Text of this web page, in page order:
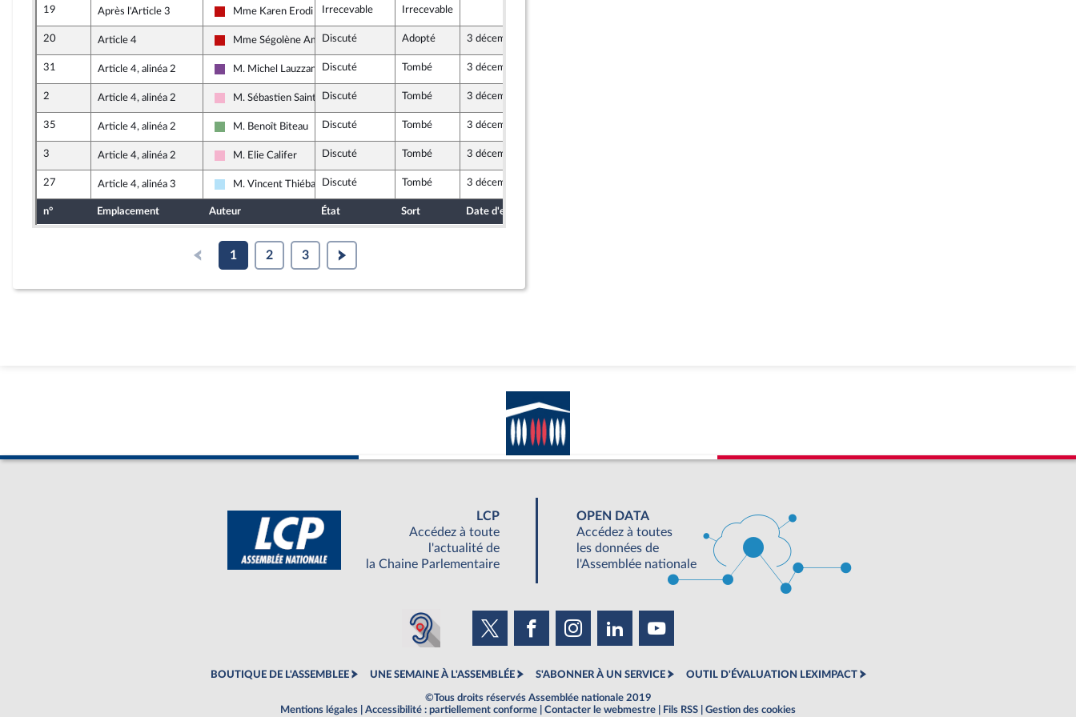
19 Après l'Article 3
La France insoumise - Nouveau Front Populaire
Mme Karen Erodi Irrecevable Irrecevable
20 Article 4
La France insoumise - Nouveau Front Populaire
Mme Ségolène AmiotDiscuté Adopté 3 décembre 2024
31 Article 4, alinéa 2
Ensemble pour la République
M. Michel Lauzzana Discuté Tombé 3 décembre 2024
2 Article 4, alinéa 2
Socialistes et apparentés
M. Sébastien Saint-Pasteur
Discuté Tombé 3 décembre 2024
35 Article 4, alinéa 2
Écologiste et Social
M. Benoît Biteau Discuté Tombé 3 décembre 2024
3 Article 4, alinéa 2
Socialistes et apparentés
M. Elie Califer Discuté Tombé 3 décembre 2024
27 Article 4, alinéa 3
Horizons & Indépendants
M. Vincent ThiébautDiscuté Tombé 3 décembre 2024
n° Emplacement Auteur État Sort Date d'examen
1 2 3
LCP
Accédez à toute
l'actualité de
la Chaine Parlementaire
OPEN DATA
Accédez à toutes
les données de
l'Assemblée nationale
BOUTIQUE DE L'ASSEMBLEE UNE SEMAINE À L'ASSEMBLÉE S'ABONNER À UN SERVICE OUTIL D'ÉVALUATION LEXIMPACT
©Tous droits réservés Assemblée nationale 2019
Mentions légales
Accessibilité : partiellement conforme Contacter le webmestre Fils RSS Gestion des cookies